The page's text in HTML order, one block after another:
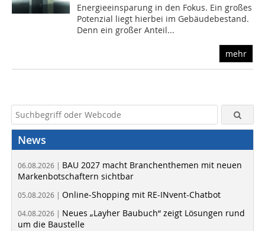
Energieeinsparung in den Fokus. Ein großes
Potenzial liegt hierbei im Gebäudebestand.
Denn ein großer Anteil...
mehr
News
06.08.2026 | BAU 2027 macht Branchenthemen mit neuen
Markenbotschaftern sichtbar
05.08.2026 | Online-Shopping mit RE-INvent-Chatbot
04.08.2026 | Neues „Layher Baubuch“ zeigt Lösungen rund
um die Baustelle